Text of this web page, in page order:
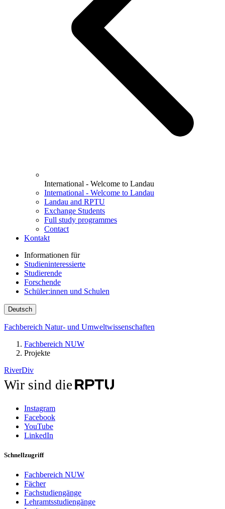
International - Welcome to Landau
International - Welcome to Landau
Landau and RPTU
Exchange Students
Full study programmes
Contact
Kontakt
Informationen für
Studieninteressierte
Studierende
Forschende
Schüler:innen und Schulen
Deutsch
Fachbereich Natur- und Umweltwissenschaften
Fachbereich NUW
Projekte
RiverDiv
Wir sind die
Instagram
Facebook
YouTube
LinkedIn
Schnellzugriff
Fachbereich NUW
Fächer
Fachstudiengänge
Lehramtsstudiengänge